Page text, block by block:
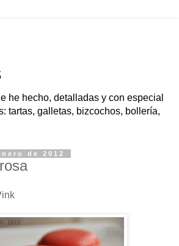
he hecho, detalladas y con especial
tartas, galletas, bizcochos, bollería,
de 2012